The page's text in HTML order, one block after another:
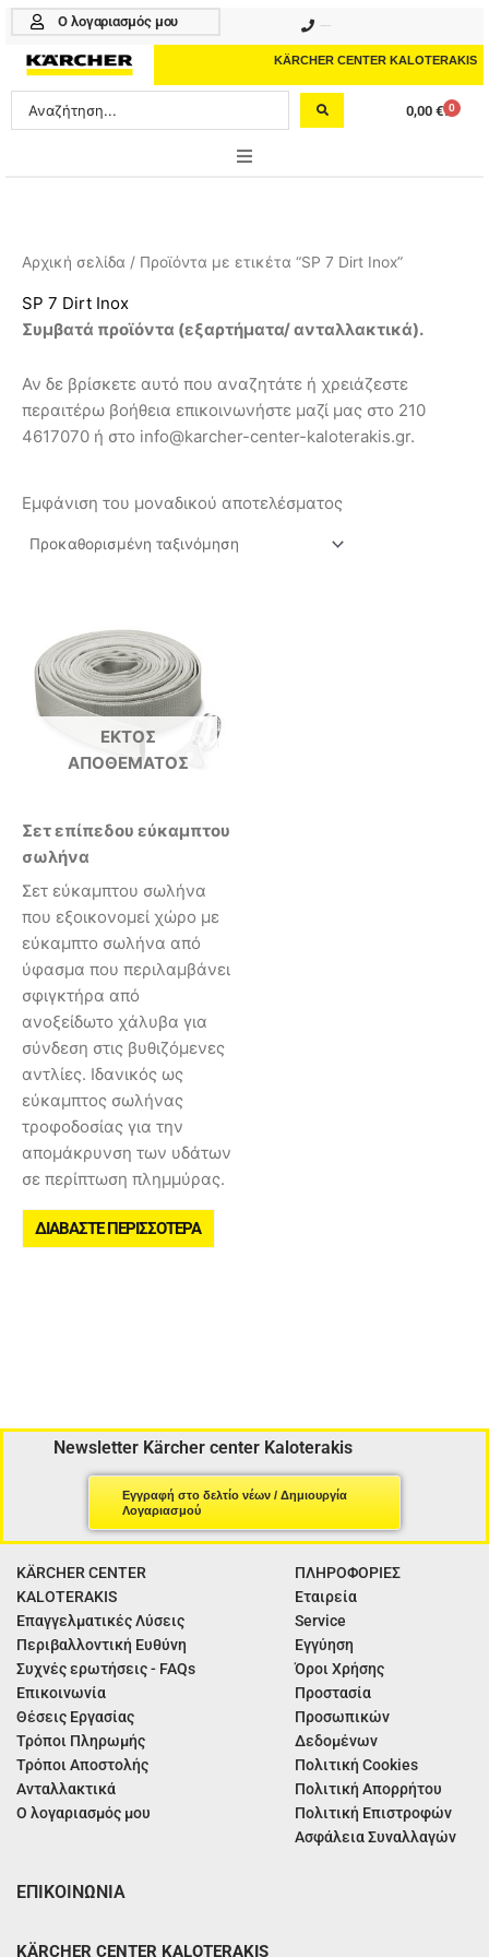
Μετάβαση
περιεχόμενο
Ο λογαριασμός μου
KÄRCHER CENTER KALOTERAKIS
Search
...
0,00 € 0
Cart
PROFESSIONAL
ΑΞΕΣΟΥΑΡ
ΚΑΘΑΡΙΣΤΙΚΑ
ΥΠΗΡΕΣΙΕΣ-ΝΕΑ-ΛΥΣΕΙΣ
Αρχική σελίδα / Προϊόντα με ετικέτα “SP 7 Dirt Inox”
SP 7 Dirt Inox
Συμβατά προϊόντα (εξαρτήματα/ ανταλλακτικά).
Αν δε βρίσκετε αυτό που αναζητάτε ή χρειάζεστε
περαιτέρω βοήθεια επικοινωνήστε μαζί μας στο 210
4617070 ή στο info@karcher-center-kaloterakis.gr.
Εμφάνιση του μοναδικού αποτελέσματος
ΕΚΤΌΣ
ΑΠΟΘΈΜΑΤΟΣ
Σετ επίπεδου εύκαμπτου
σωλήνα
Σετ εύκαμπτου σωλήνα
που εξοικονομεί χώρο με
εύκαμπτο σωλήνα από
ύφασμα που περιλαμβάνει
σφιγκτήρα από
ανοξείδωτο χάλυβα για
σύνδεση στις βυθιζόμενες
αντλίες. Ιδανικός ως
εύκαμπτος σωλήνας
τροφοδοσίας για την
απομάκρυνση των υδάτων
σε περίπτωση πλημμύρας.
ΔΙΑΒΆΣΤΕ ΠΕΡΙΣΣΌΤΕΡΑ
Newsletter Kärcher center Kaloterakis
Εγγραφή στο δελτίο νέων / Δημιουργία
Λογαριασμού
KÄRCHER CENTER
KALOTERAKIS
Επαγγελματικές Λύσεις
Περιβαλλοντική Ευθύνη
Συχνές ερωτήσεις - FAQs
Επικοινωνία
Θέσεις Εργασίας
Τρόποι Πληρωμής
Τρόποι Αποστολής
Ανταλλακτικά
Ο λογαριασμός μου
ΠΛΗΡΟΦΟΡΙΕΣ
Εταιρεία
Service
Εγγύηση
Όροι Χρήσης
Προστασία
Προσωπικών
Δεδομένων
Πολιτική Cookies
Πολιτική Απορρήτου
Πολιτική Επιστροφών
Ασφάλεια Συναλλαγών
ΕΠΙΚΟΙΝΩΝΙΑ
KÄRCHER CENTER KALOTERAKIS